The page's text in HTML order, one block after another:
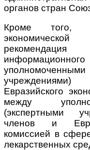
органов стран
Кроме того,
Евразийского
между
(экспертными
членов и
комиссией в
лекарственных